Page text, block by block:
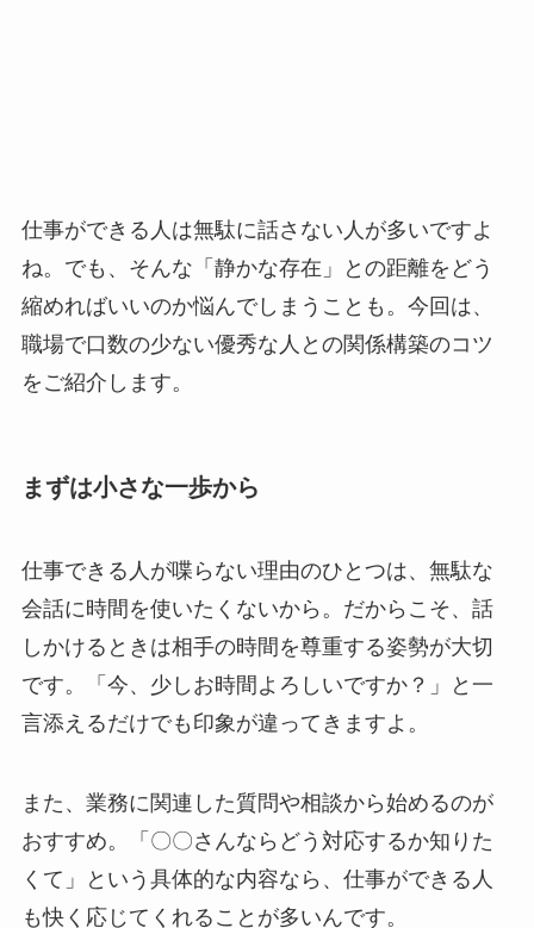
仕事ができる人は無駄に話さない人が多いですよ
ね。でも、そんな「静かな存在」との距離をどう
縮めればいいのか悩んでしまうことも。今回は、
職場で口数の少ない優秀な人との関係構築のコツ
をご紹介します。
まずは小さな一歩から
仕事できる人が喋らない理由のひとつは、無駄な
会話に時間を使いたくないから。だからこそ、話
しかけるときは相手の時間を尊重する姿勢が大切
です。「今、少しお時間よろしいですか？」と一
言添えるだけでも印象が違ってきますよ。
また、業務に関連した質問や相談から始めるのが
おすすめ。「〇〇さんならどう対応するか知りた
くて」という具体的な内容なら、仕事ができる人
も快く応じてくれることが多いんです。